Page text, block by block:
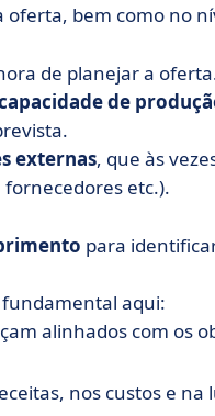
oferta, bem como no
de planejar a
de
externas, que às
etc.).
para
aqui:
alinhados com os
nos custos e na